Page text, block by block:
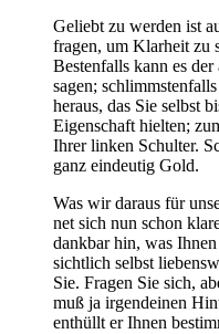
Geliebt zu wer­den ist
fra­gen, um Klar­heit zu
Bes­ten­falls kann es
sagen;
her­aus, das Sie selbst
Eigen­schaft hiel­ten;
Ihrer lin­ken Schul­ter.
ganz ein­deu­tig Gold.
Was wir dar­aus für
net sich nun schon
dank­bar hin, was
sicht­lich selbst
Sie. Fra­gen Sie sich,
muß ja irgend­ei­nen
ent­hüllt er Ihnen